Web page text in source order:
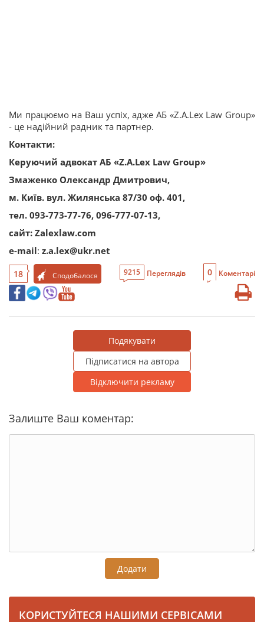
Ми працюємо на Ваш успіх, адже АБ «Z.A.Lex Law Group»
- це надійний радник та партнер.
Контакти:
Керуючий адвокат АБ «Z.A.Lex Law Group»
Змаженко Олександр Дмитрович,
м. Київ. вул. Жилянська 87/30 оф. 401,
тел. 093-773-77-76, 096-777-07-13,
сайт: Zalexlaw.com
e-mail: z.a.lex@ukr.net
18 Сподобалося 9215 Переглядів 0 Коментарі
Подякувати
Підписатися на автора
Відключити рекламу
Залиште Ваш коментар:
Додати
КОРИСТУЙТЕСЯ НАШИМИ СЕРВІСАМИ